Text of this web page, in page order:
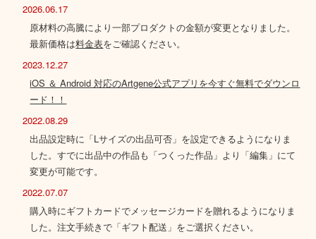
2026.06.17
原材料の高騰により一部プロダクトの金額が変更となりました。
最新価格は料金表をご確認ください。
2023.12.27
iOS ＆ Android 対応のArtgene公式アプリを今すぐ無料でダウンロ
ード！！
2022.08.29
出品設定時に「Lサイズの出品可否」を設定できるようになりま
した。すでに出品中の作品も「つくった作品」より「編集」にて
変更が可能です。
2022.07.07
購入時にギフトカードでメッセージカードを贈れるようになりま
した。注文手続きで「ギフト配送」をご選択ください。